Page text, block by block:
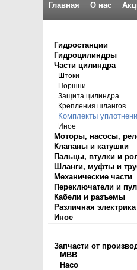
Главная О нас
Гидростанции
Гидроцилиндры
Части цилиндра
Штоки
Поршни
Защита цилиндра
Крепления шлангов
Комплекты
Иное
Моторы, насосы,
Клапаны и катушки
Пальцы, втулки и
Шланги, муфты и
Механические части
Переключатели и
Кабели и разъемы
Различная электрика
Иное
Запчасти от
MBB
Haco